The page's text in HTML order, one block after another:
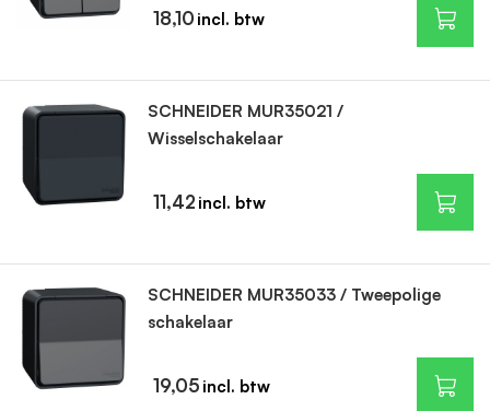
18,10
SCHNEIDER MUR35021 /
Wisselschakelaar
11,42
SCHNEIDER MUR35033 / Tweepolige
schakelaar
19,05